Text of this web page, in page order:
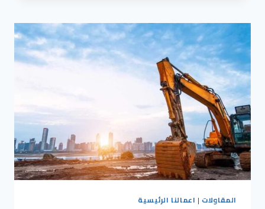
المقاولات | اعمالنا الرئيسية